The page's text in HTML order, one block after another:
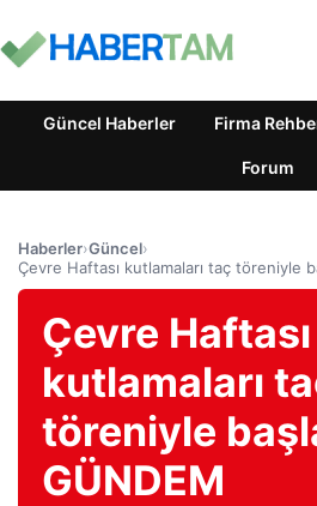
Güncel Haberler Firma
Forum
Haberler›Güncel›
Çevre Haftası kutlamaları taç töreniyle
Çevre Haftası
kutlamaları
töreniyle
GÜNDEM